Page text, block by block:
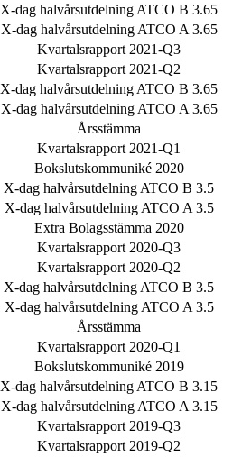
X-dag halvårsutdelning ATCO B 3.65
X-dag halvårsutdelning ATCO A 3.65
Kvartalsrapport 2021-Q3
Kvartalsrapport 2021-Q2
X-dag halvårsutdelning ATCO B 3.65
X-dag halvårsutdelning ATCO A 3.65
Årsstämma
Kvartalsrapport 2021-Q1
Bokslutskommuniké 2020
X-dag halvårsutdelning ATCO B 3.5
X-dag halvårsutdelning ATCO A 3.5
Extra Bolagsstämma 2020
Kvartalsrapport 2020-Q3
Kvartalsrapport 2020-Q2
X-dag halvårsutdelning ATCO B 3.5
X-dag halvårsutdelning ATCO A 3.5
Årsstämma
Kvartalsrapport 2020-Q1
Bokslutskommuniké 2019
X-dag halvårsutdelning ATCO B 3.15
X-dag halvårsutdelning ATCO A 3.15
Kvartalsrapport 2019-Q3
Kvartalsrapport 2019-Q2